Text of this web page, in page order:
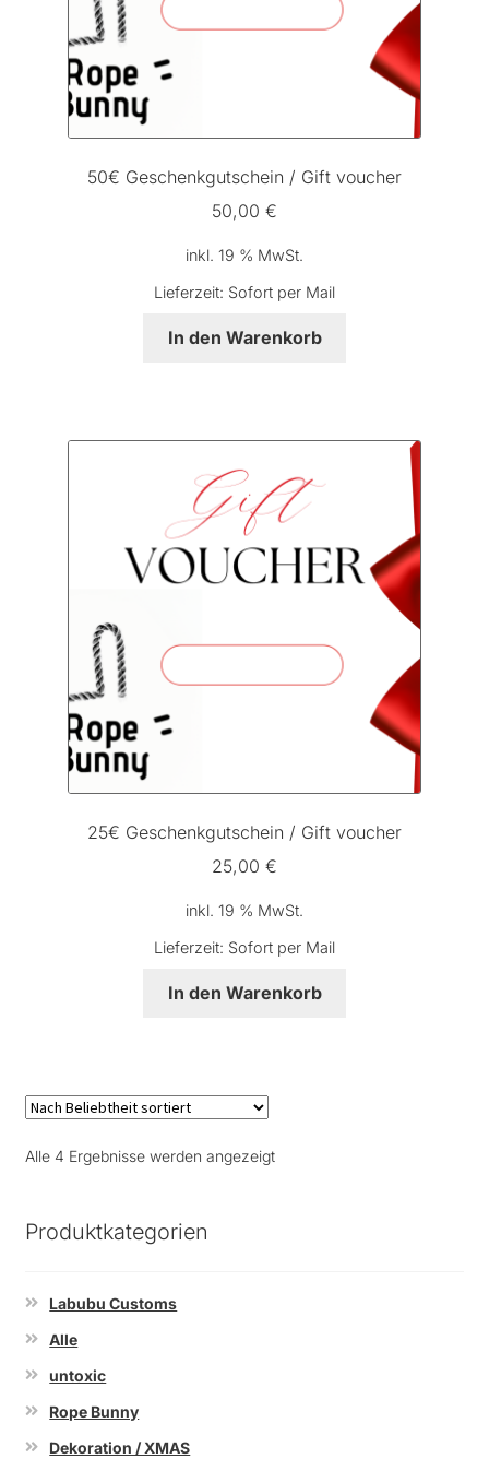
50€ Geschenkgutschein / Gift voucher
50,00 €
inkl. 19 % MwSt.
Lieferzeit: Sofort per Mail
In den Warenkorb
25€ Geschenkgutschein / Gift voucher
25,00 €
inkl. 19 % MwSt.
Lieferzeit: Sofort per Mail
In den Warenkorb
Alle 4 Ergebnisse werden angezeigtNach
Produktkategorien
Labubu Customs
Alle
untoxic
Rope Bunny
Dekoration / XMAS